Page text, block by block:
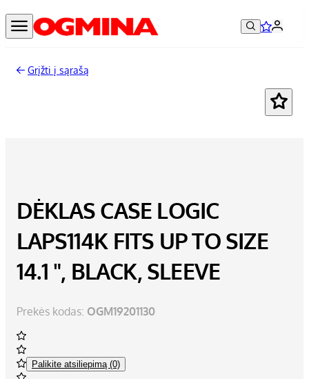
Grįžti į sąrašą
DĖKLAS CASE LOGIC
LAPS114K FITS UP TO SIZE
14.1 ", BLACK, SLEEVE
Prekės kodas: OGM19201130
Palikite atsiliepimą (0)